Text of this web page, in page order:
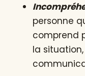
personne
comprend
la